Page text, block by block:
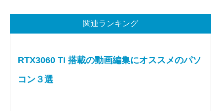
関連ランキング
RTX3060 Ti 搭載の動画編集にオススメのパソ
コン３選